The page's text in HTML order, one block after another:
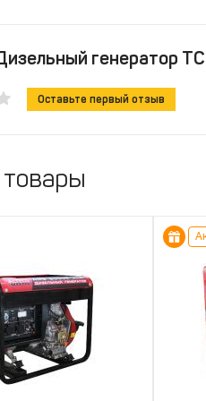
генератор
Оставьте первый отзыв